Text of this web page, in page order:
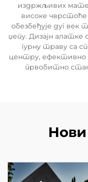
издржљивих
високе
обезбеђује дуг
џепу. Дизајн алатке
гурну траву са
центру, ефективно
првобитно